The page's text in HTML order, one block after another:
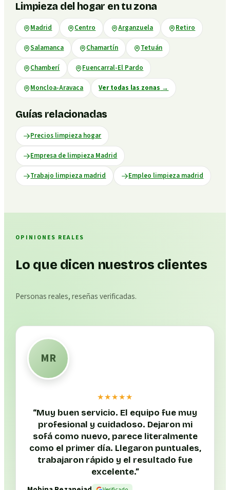
Limpieza del hogar en tu zona
Madrid Centro Arganzuela Retiro
Salamanca Chamartín Tetuán
Chamberí Fuencarral-El Pardo
Moncloa-Aravaca Ver todas las zonas →
Guías relacionadas
Precios limpieza hogar
Empresa de limpieza Madrid
Trabajo limpieza madrid Empleo limpieza madrid
OPINIONES REALES
Lo que dicen nuestros clientes
Personas reales, reseñas verificadas.
MR
★★★★★
“Muy buen servicio. El equipo fue muy
profesional y cuidadoso. Dejaron mi
sofá como nuevo, parece literalmente
como el primer día. Llegaron puntuales,
trabajaron rápido y el resultado fue
excelente.”